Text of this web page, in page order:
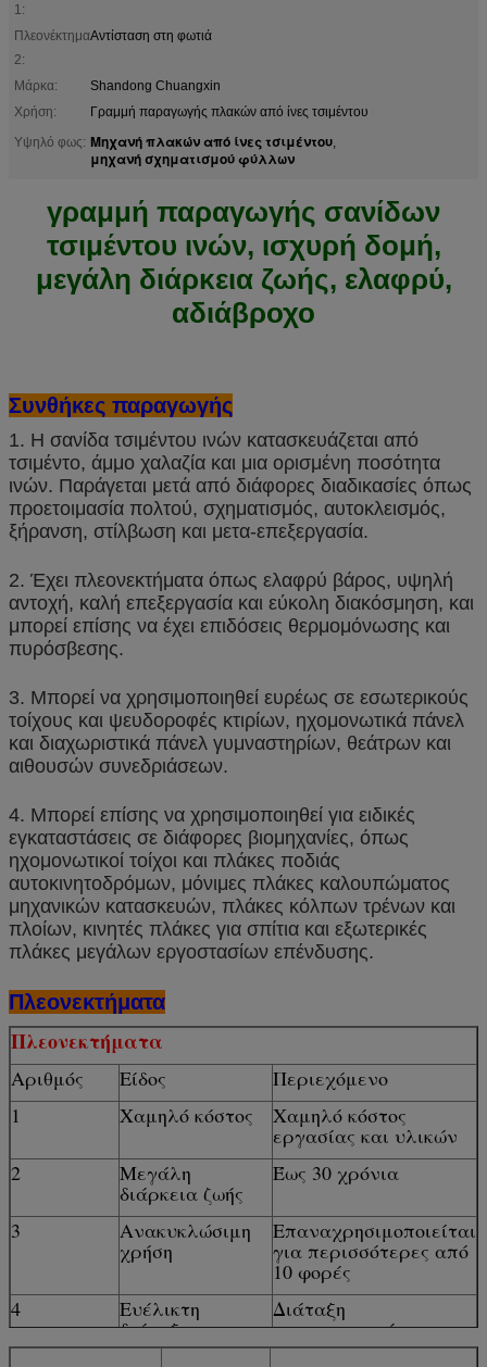
1:
Πλεονέκτημα
2:
Αντίσταση στη φωτιά
Μάρκα:
Shandong Chuangxin
Χρήση:
Γραμμή παραγωγής πλακών από ίνες τσιμέντου
Υψηλό φως: Μηχανή πλακών από ίνες τσιμέντου,
μηχανή σχηματισμού φύλλων
γραμμή παραγωγής σανίδων
τσιμέντου ινών, ισχυρή δομή,
μεγάλη διάρκεια ζωής, ελαφρύ,
αδιάβροχο
Συνθήκες παραγωγής
1. Η σανίδα τσιμέντου ινών κατασκευάζεται από
τσιμέντο, άμμο χαλαζία και μια ορισμένη ποσότητα
ινών. Παράγεται μετά από διάφορες διαδικασίες όπως
προετοιμασία πολτού, σχηματισμός, αυτοκλεισμός,
ξήρανση, στίλβωση και μετα-επεξεργασία.
2. Έχει πλεονεκτήματα όπως ελαφρύ βάρος, υψηλή
αντοχή, καλή επεξεργασία και εύκολη διακόσμηση, και
μπορεί επίσης να έχει επιδόσεις θερμομόνωσης και
πυρόσβεσης.
3. Μπορεί να χρησιμοποιηθεί ευρέως σε εσωτερικούς
τοίχους και ψευδοροφές κτιρίων, ηχομονωτικά πάνελ
και διαχωριστικά πάνελ γυμναστηρίων, θεάτρων και
αιθουσών συνεδριάσεων.
4. Μπορεί επίσης να χρησιμοποιηθεί για ειδικές
εγκαταστάσεις σε διάφορες βιομηχανίες, όπως
ηχομονωτικοί τοίχοι και πλάκες ποδιάς
αυτοκινητοδρόμων, μόνιμες πλάκες καλουπώματος
μηχανικών κατασκευών, πλάκες κόλπων τρένων και
πλοίων, κινητές πλάκες για σπίτια και εξωτερικές
πλάκες μεγάλων εργοστασίων επένδυσης.
Πλεονεκτήματα
Πλεονεκτήματα
Αριθμός Είδος
Περιεχόμενο
1
Χαμηλό κόστος Χαμηλό κόστος
εργασίας και υλικών
2
Μεγάλη
διάρκεια ζωής
Έως 30 χρόνια
3 Ανακυκλώσιμη
χρήση
Επαναχρησιμοποιείται
για περισσότερες από
10 φορές
4
Ευέλικτη
διάταξη
Διάταξη
προσαρμοσμένη
σύμφωνα με τις